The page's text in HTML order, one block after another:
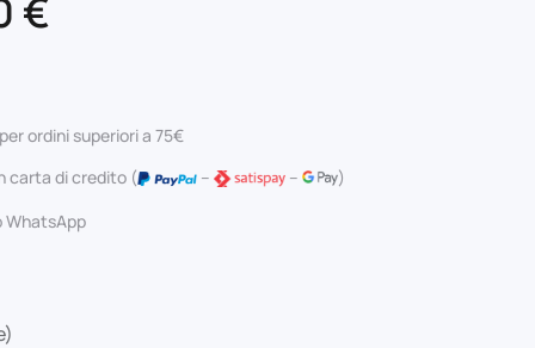
€.
€
attuale
è:
7,50 €.
ordini superiori a 75€
carta di credito (
– –
)
WhatsApp